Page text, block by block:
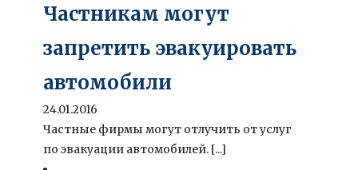
Частникам могут
запретить эвакуировать
автомобили
24.01.2016
Частные фирмы могут отлучить от услуг
по эвакуации автомобилей. [...]